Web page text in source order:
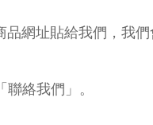
網址貼給我們，我
絡我們」。